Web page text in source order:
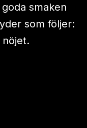
smaken
som följer: